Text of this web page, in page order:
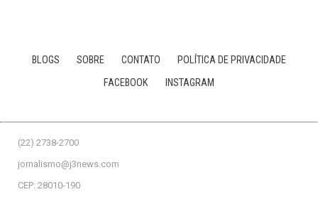
BLOGS SOBRE CONTATO
POLÍTICA DE PRIVACIDADE
FACEBOOK
INSTAGRAM
(22) 2738-2700
jornalismo@j3news.com
CEP: 28010-190